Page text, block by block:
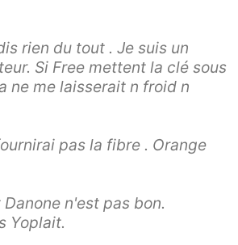
rien du tout . Je suis un
Si Free mettent la clé sous
ne me laisserait n froid n
pas la fibre . Orange
n'est pas bon.
Yoplait.